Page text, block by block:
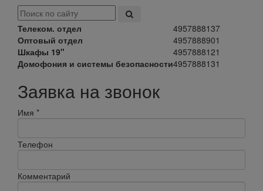
Телеком. отдел
4957888137
Оптовый отдел
4957888901
Шкафы 19"
4957888121
Домофония и системы безопасности4957888131
Заявка на звонок
Имя *
Телефон
Комментарий